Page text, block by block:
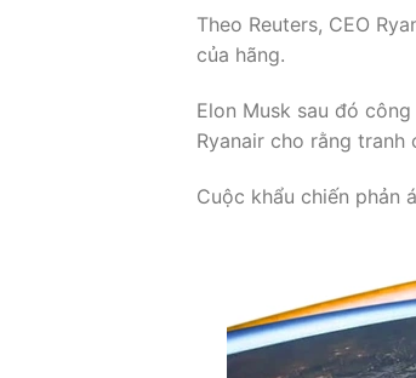
Theo Reuters, CEO
của hãng.
Elon Musk sau đó
Ryanair cho rằng
Cuộc khẩu chiến phản